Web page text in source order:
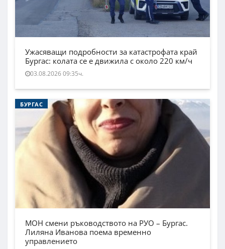
Ужасяващи подробности за катастрофата край
Бургас: колата се е движила с около 220 км/ч
03.08.2026 09:35ч.
БУРГАС
МОН смени ръководството на РУО – Бургас.
Лиляна Иванова поема временно
управлението